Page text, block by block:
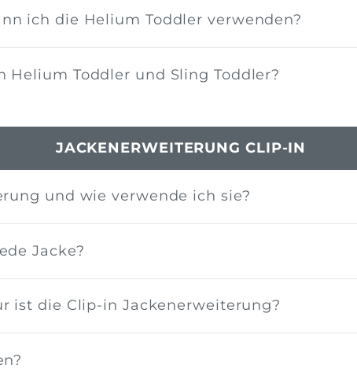
ich die Helium Toddler verwenden?
Helium Toddler und Sling Toddler?
JACKENERWEITERUNG CLIP-IN
und wie verwende ich sie?
Jacke?
ist die Clip-in Jackenerweiterung?